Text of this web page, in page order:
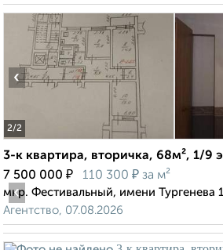
2/2
‹
3-к квартира, вторичка, 68м², 1/9
7 500 000 ₽ 110 300 ₽ за м²
мкр. Фестивальный, имени Тургенева
Агентство, 07.08.2026
‹